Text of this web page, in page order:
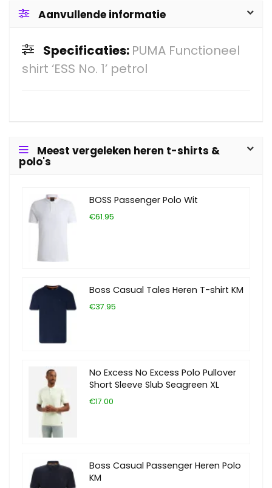
Aanvullende informatie
Specificaties: PUMA Functioneel
shirt ‘ESS No. 1’ petrol
Meest vergeleken heren t-shirts &
polo's
BOSS Passenger Polo Wit
€61.95
Boss Casual Tales Heren T-shirt KM
€37.95
No Excess No Excess Polo Pullover
Short Sleeve Slub Seagreen XL
€17.00
Boss Casual Passenger Heren Polo
KM